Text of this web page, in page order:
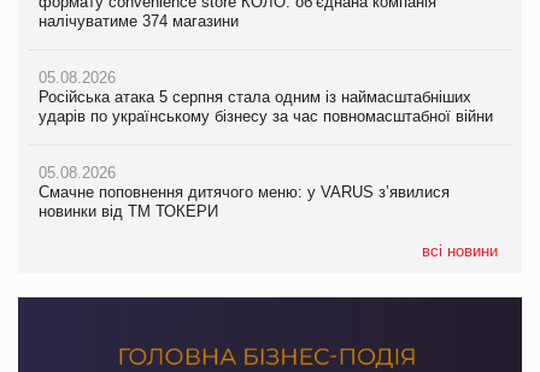
налічуватиме 374 магазини
05.08.2026
Російська атака 5 серпня стала одним із наймасштабніших
ударів по українському бізнесу за час повномасштабної війни
05.08.2026
Смачне поповнення дитячого меню: у VARUS з’явилися
новинки від ТМ ТОКЕРИ
всі новини
новинки від ТМ ТОКЕРИ
05.08.2026
Сергій Лісунов про заморожені хлібобулочні вироби на
PrivateLabel&FMCG Master 2026
04.08.2026
Через атаку РФ у Дніпрі пошкоджено склад шоколаду
Millennium
продуктів